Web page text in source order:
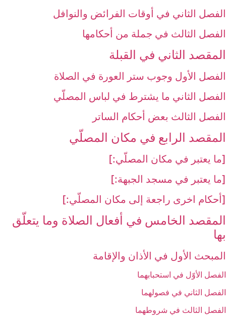
الفصل الثاني في أوقات الفرائض والنوافل‏
الفصل الثالث في جملة من أحكامها
المقصد الثاني في القبلة
الفصل الأول وجوب ستر العورة في الصلاة
الفصل الثاني ما يشترط في لباس المصلّي‏
الفصل الثالث بعض أحكام الساتر
المقصد الرابع في مكان المصلّي‏
[ما يعتبر في مكان المصلّي:]
[ما يعتبر في مسجد الجبهة:]
[أحكام اخرى راجعة إلى مكان المصلّي:]
المقصد الخامس في أفعال الصلاة وما يتعلّق
بها
المبحث الأول في الأذان والإقامة
الفصل الأوّل في استحبابهما
الفصل الثاني في فصولهما
الفصل الثالث في شروطهما